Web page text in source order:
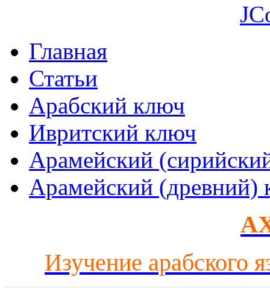
Главная
Статьи
Арабский ключ
Ивритский ключ
Арамейский
Арамейский (древний)
Изучение арабского